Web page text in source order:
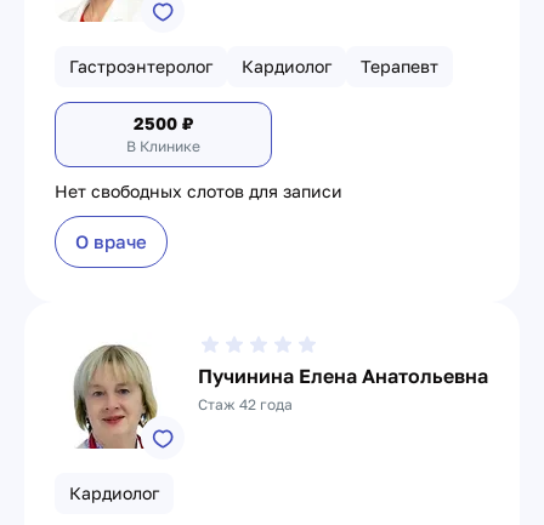
Гастроэнтеролог Кардиолог Терапевт
2500 ₽
В Клинике
Нет свободных слотов для записи
О враче
Пучинина Елена Анатольевна
Стаж 42 года
Кардиолог